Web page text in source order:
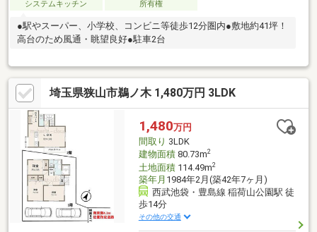
システムキッチン
所有権
●駅やスーパー、小学校、コンビニ等徒歩12分圏内●敷地約41坪！
高台のため風通・眺望良好●駐車2台
埼玉県狭山市鵜ノ木 1,480万円 3LDK
1,480万円
間取り 3LDK
建物面積80.73m2
土地面積114.49m2
築年月 1984年2月(築42年7ヶ月)
西武池袋・豊島線 稲荷山公園駅 徒
歩14分
その他の交通